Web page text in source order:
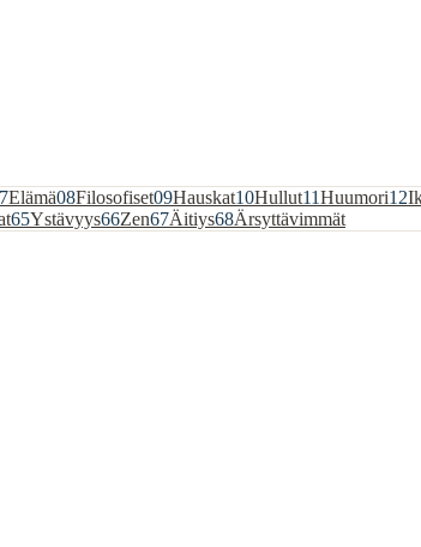
Elämä08Filosofiset09Hauskat10Hullut11Huumori12
65Ystävyys66Zen67Äitiys68Ärsyttävimmät